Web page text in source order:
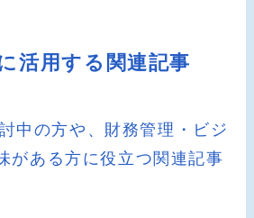
活用する関連記事
中の方や、財務管理・ビジ
がある方に役立つ関連記事